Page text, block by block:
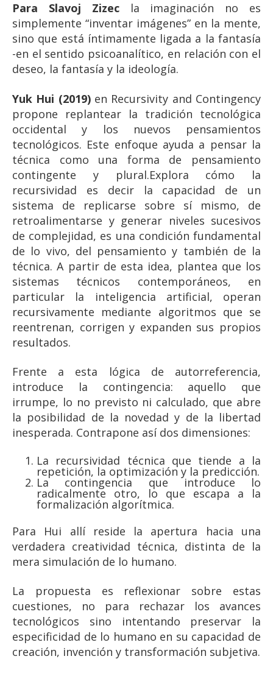
Para Slavoj Zizecla imaginación no es
simplemente “inventar imágenes” en la mente,
sino que está íntimamente ligada a la fantasía
-en el sentido psicoanalítico, en relación con el
deseo, la fantasía y la ideología.
Yuk Hui (2019)en Recursivity and Contingency
propone replantear la tradición tecnológica
occidental y los nuevos pensamientos
tecnológicos. Este enfoque ayuda a pensar la
técnica como una forma de pensamiento
contingente y plural.Explora cómo la
recursividad es decir la capacidad de un
sistema de replicarse sobre sí mismo, de
retroalimentarse y generar niveles sucesivos
de complejidad, es una condición fundamental
de lo vivo, del pensamiento y también de la
técnica. A partir de esta idea, plantea que los
sistemas técnicos contemporáneos, en
particular la inteligencia artificial, operan
recursivamente mediante algoritmos que se
reentrenan, corrigen y expanden sus propios
resultados.
Frente a esta lógica de autorreferencia,
introduce la contingencia: aquello que
irrumpe, lo no previsto ni calculado, que abre
la posibilidad de la novedad y de la libertad
inesperada. Contrapone así dos dimensiones:
La recursividad técnica que tiende a la
repetición, la optimización y la predicción.
La contingencia que introduce lo
radicalmente otro, lo que escapa a la
formalización algorítmica.
Para Hui allí reside la apertura hacia una
verdadera creatividad técnica, distinta de la
mera simulación de lo humano.
La propuesta es reflexionar sobre estas
cuestiones, no para rechazar los avances
tecnológicos sino intentando preservar la
especificidad de lo humano en su capacidad de
creación, invención y transformación subjetiva.